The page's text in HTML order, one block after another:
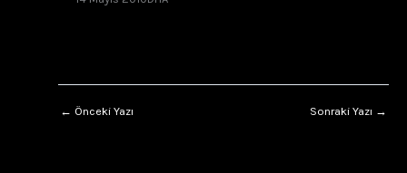
← Önceki Yazı Sonraki Yazı →